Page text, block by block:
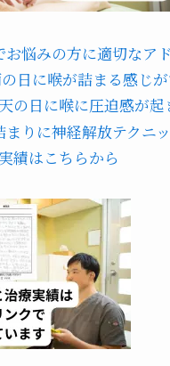
悩みの方に適切なア
日に喉が詰まる感じ
の日に喉に圧迫感が起
りに神経解放テクニ
績はこちらから